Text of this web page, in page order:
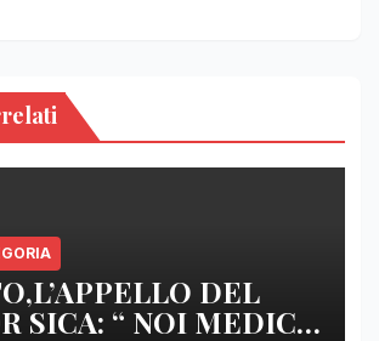
DEL
SICA: “ NOI MEDICI